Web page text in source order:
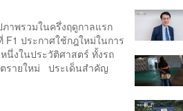
ภาพรวมในครึ่งฤดูกาลแรก
F1 ประกาศใช้กฎใหม่ในการ
นึ่งในประวัติศาสตร์ ทั้งรถ
ตรายใหม่ ประเด็นสำคัญ